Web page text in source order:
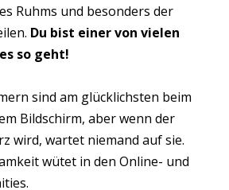
Ruhms und besonders der
Du bist einer von vielen
so geht!
sind am glücklichsten beim
Bildschirm, aber wenn der
wird, wartet niemand auf sie.
wütet in den Online- und